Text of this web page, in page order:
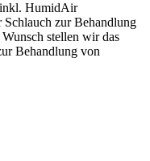
inkl. HumidAir
zur Behandlung
stellen wir das
Behandlung von